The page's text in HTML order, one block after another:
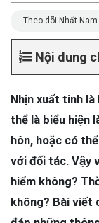
Theo dõi Nhất Nam
Nội dung
Nhịn xuất tinh
thể là biểu hiện
hôn, hoặc có
với đối tác. Vậy
hiểm không?
không? Bài viết